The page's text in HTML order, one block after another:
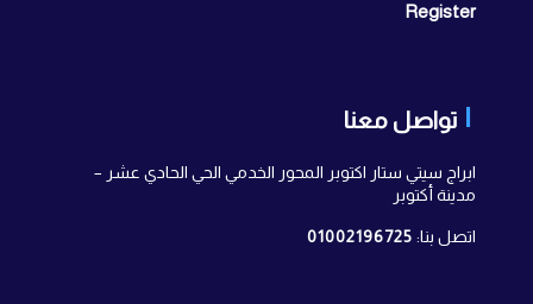
Register
تواصل معنا
ابراج سيتي ستار اكتوبر المحور الخدمي الحي الحادي عشر –
مدينة أكتوبر
اتصل بنا: 01002196725